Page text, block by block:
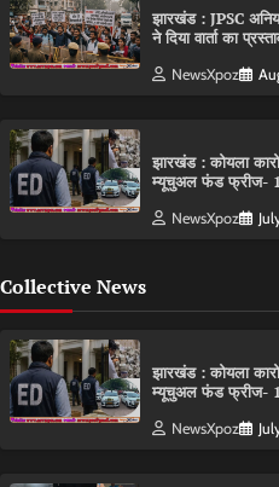
झारखंड : JPSC
ने दिया वार्ता का
NewsXpoz
झारखंड : कोयला
म्यूचुअल फंड फ्रीज-
NewsXpoz
Collective News
झारखंड : कोयला
म्यूचुअल फंड फ्रीज-
NewsXpoz